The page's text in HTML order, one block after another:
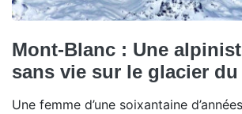
Mont-Blanc : Une
sans vie sur le glacier du
Une femme d’une soixantaine